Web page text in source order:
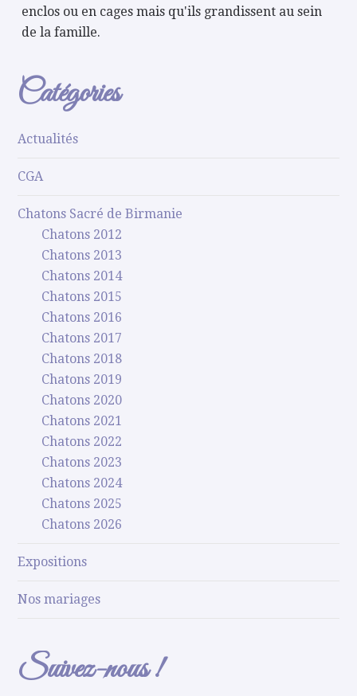
enclos ou en cages mais qu'ils grandissent au sein
de la famille.
Catégories
Actualités
CGA
Chatons Sacré de Birmanie
Chatons 2012
Chatons 2013
Chatons 2014
Chatons 2015
Chatons 2016
Chatons 2017
Chatons 2018
Chatons 2019
Chatons 2020
Chatons 2021
Chatons 2022
Chatons 2023
Chatons 2024
Chatons 2025
Chatons 2026
Expositions
Nos mariages
Suivez-nous !